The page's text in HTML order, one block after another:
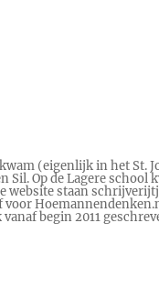
(eigenlijk in het St.
Op de Lagere school
website staan
voor
begin 2011